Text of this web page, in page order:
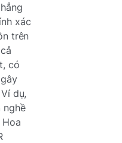
xác
trên
có
dụ,
nghề